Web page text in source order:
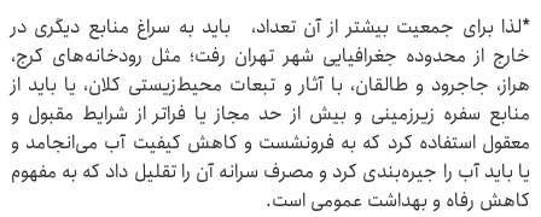
*لذا برای جمعیت بیشتر از آن تعداد، باید به سراغ منابع دیگری در
خارج از محدوده جغرافیایی شهر تهران رفت؛ مثل رودخانه‌های کرج،
هراز، جاجرود و طالقان، با آثار و تبعات محیط‌زیستی کلان، یا باید از
منابع سفره زیرزمینی و بیش از حد مجاز یا فراتر از شرایط مقبول و
معقول استفاده کرد که به فرونشست و کاهش کیفیت آب می‌انجامد و
یا باید آب را جیره‌بندی کرد و مصرف سرانه آن را تقلیل داد که به مفهوم
کاهش رفاه و بهداشت عمومی است.